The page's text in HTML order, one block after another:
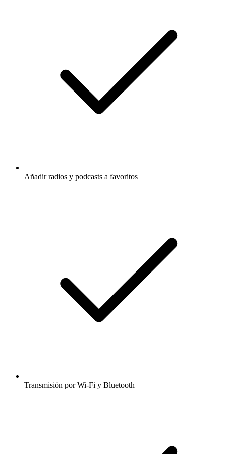
Añadir radios y podcasts a favoritos
Transmisión por Wi-Fi y Bluetooth